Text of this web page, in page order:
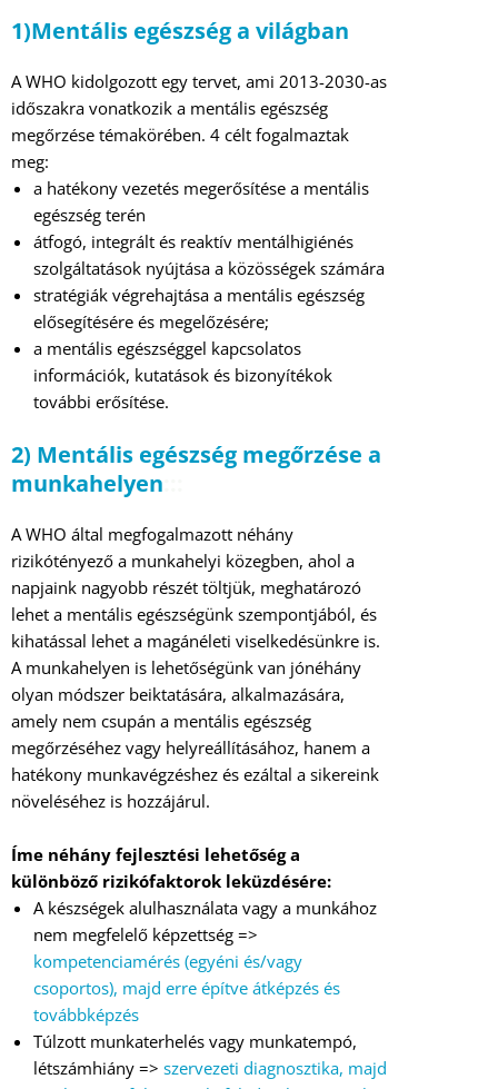
1)Mentális egészség a világban
A WHO kidolgozott egy tervet, ami 2013-2030-as
időszakra vonatkozik a mentális egészség
megőrzése témakörében. 4 célt fogalmaztak
meg:
a hatékony vezetés megerősítése a mentális
egészség terén
átfogó, integrált és reaktív mentálhigiénés
szolgáltatások nyújtása a közösségek számára
stratégiák végrehajtása a mentális egészség
elősegítésére és megelőzésére;
a mentális egészséggel kapcsolatos
információk, kutatások és bizonyítékok
további erősítése.
2) Mentális egészség megőrzése a
munkahelyen
A WHO által megfogalmazott néhány
rizikótényező a munkahelyi közegben, ahol a
napjaink nagyobb részét töltjük, meghatározó
lehet a mentális egészségünk szempontjából, és
kihatással lehet a magánéleti viselkedésünkre is.
A munkahelyen is lehetőségünk van jónéhány
olyan módszer beiktatására, alkalmazására,
amely nem csupán a mentális egészség
megőrzéséhez vagy helyreállításához, hanem a
hatékony munkavégzéshez és ezáltal a sikereink
növeléséhez is hozzájárul.
Íme néhány fejlesztési lehetőség a
különböző rizikófaktorok leküzdésére:
A készségek alulhasználata vagy a munkához
nem megfelelő képzettség =>
kompetenciamérés (egyéni és/vagy
csoportos), majd erre építve átképzés és
továbbképzés
Túlzott munkaterhelés vagy munkatempó,
létszámhiány => szervezeti diagnosztika, majd